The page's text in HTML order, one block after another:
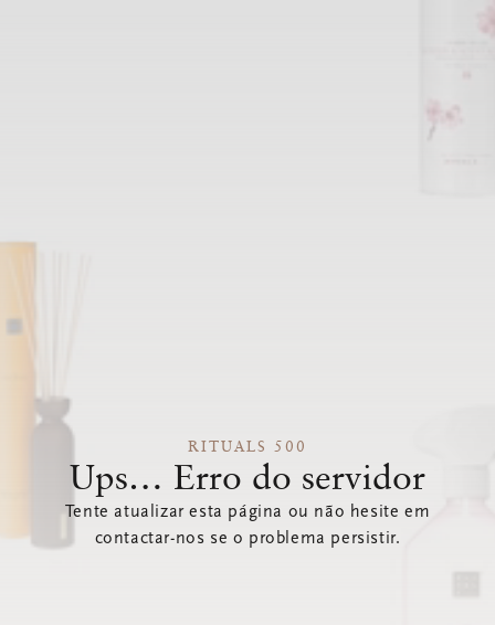
RITUALS 500
Ups… Erro do servidor
Tente atualizar esta página ou não hesite em
contactar-nos se o problema persistir.